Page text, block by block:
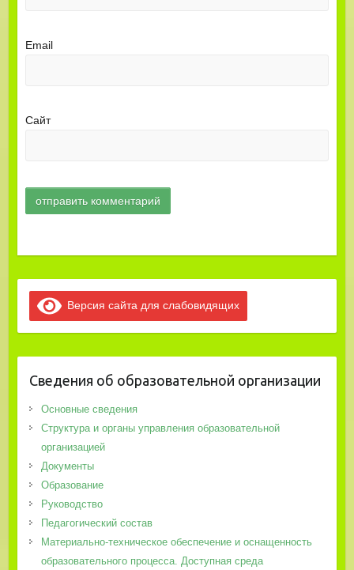
Email
Сайт
Версия сайта для слабовидящих
Сведения об образовательной организации
Основные сведения
Структура и органы управления образовательной
организацией
Документы
Образование
Руководство
Педагогический состав
Материально-техническое обеспечение и оснащенность
образовательного процесса. Доступная среда